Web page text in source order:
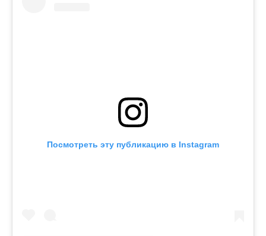
Посмотреть эту публикацию в Instagram